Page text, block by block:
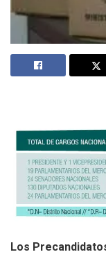
Los